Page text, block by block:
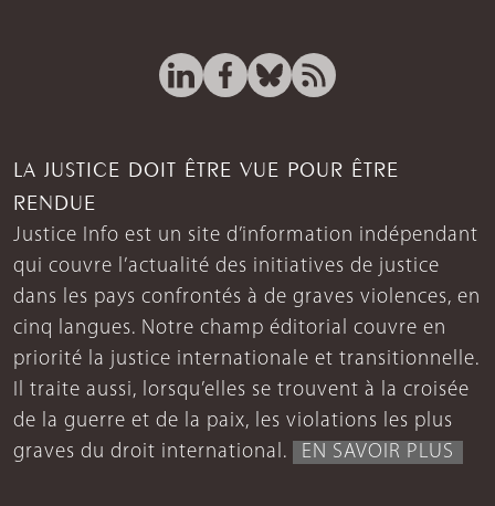
LA JUSTICE DOIT ÊTRE VUE POUR ÊTRE
RENDUE
Justice Info est un site d’information indépendant
qui couvre l’actualité des initiatives de justice
dans les pays confrontés à de graves violences, en
cinq langues. Notre champ éditorial couvre en
priorité la justice internationale et transitionnelle.
Il traite aussi, lorsqu’elles se trouvent à la croisée
de la guerre et de la paix, les violations les plus
graves du droit international.
EN SAVOIR PLUS